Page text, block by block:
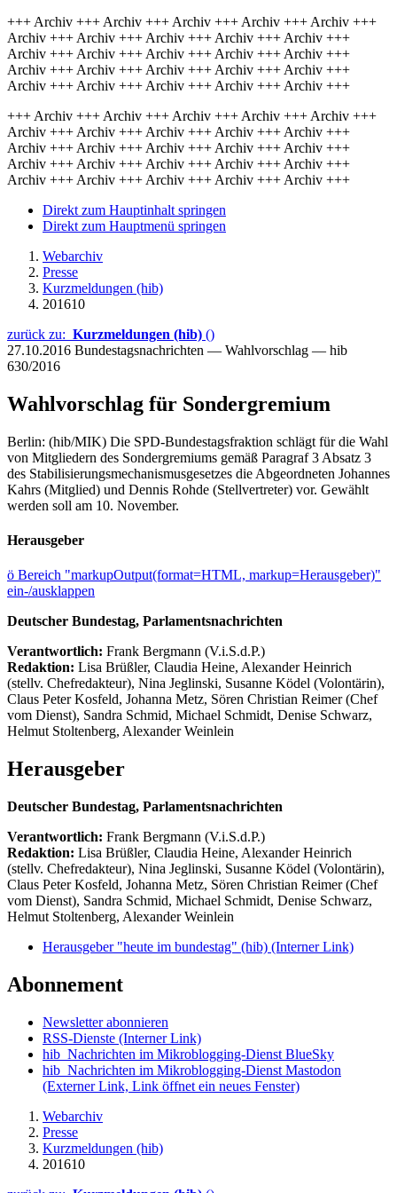
+++ Archiv +++ Archiv +++ Archiv +++ Archiv +++ Archiv +++
Archiv +++ Archiv +++ Archiv +++ Archiv +++ Archiv +++
Archiv +++ Archiv +++ Archiv +++ Archiv +++ Archiv +++
Archiv +++ Archiv +++ Archiv +++ Archiv +++ Archiv +++
Archiv +++ Archiv +++ Archiv +++ Archiv +++ Archiv +++
+++ Archiv +++ Archiv +++ Archiv +++ Archiv +++ Archiv +++
Archiv +++ Archiv +++ Archiv +++ Archiv +++ Archiv +++
Archiv +++ Archiv +++ Archiv +++ Archiv +++ Archiv +++
Archiv +++ Archiv +++ Archiv +++ Archiv +++ Archiv +++
Archiv +++ Archiv +++ Archiv +++ Archiv +++ Archiv +++
Direkt zum Hauptinhalt springen
Direkt zum Hauptmenü springen
Webarchiv
Presse
Kurzmeldungen (hib)
201610
zurück zu: Kurzmeldungen (hib) ()
27.10.2016 Bundestagsnachrichten — Wahlvorschlag — hib
630/2016
Wahlvorschlag für Sondergremium
Berlin: (hib/MIK) Die SPD-Bundestagsfraktion schlägt für die Wahl
von Mitgliedern des Sondergremiums gemäß Paragraf 3 Absatz 3
des Stabilisierungsmechanismusgesetzes die Abgeordneten Johannes
Kahrs (Mitglied) und Dennis Rohde (Stellvertreter) vor. Gewählt
werden soll am 10. November.
Herausgeber
ö Bereich "markupOutput(format=HTML, markup=Herausgeber)"
ein-/ausklappen
Deutscher Bundestag, Parlamentsnachrichten
Verantwortlich: Frank Bergmann (V.i.S.d.P.)
Redaktion: Lisa Brüßler, Claudia Heine, Alexander Heinrich
(stellv. Chefredakteur), Nina Jeglinski, Susanne Ködel (Volontärin),
Claus Peter Kosfeld, Johanna Metz, Sören Christian Reimer (Chef
vom Dienst), Sandra Schmid, Michael Schmidt, Denise Schwarz,
Helmut Stoltenberg, Alexander Weinlein
Herausgeber
Deutscher Bundestag, Parlamentsnachrichten
Verantwortlich: Frank Bergmann (V.i.S.d.P.)
Redaktion: Lisa Brüßler, Claudia Heine, Alexander Heinrich
(stellv. Chefredakteur), Nina Jeglinski, Susanne Ködel (Volontärin),
Claus Peter Kosfeld, Johanna Metz, Sören Christian Reimer (Chef
vom Dienst), Sandra Schmid, Michael Schmidt, Denise Schwarz,
Helmut Stoltenberg, Alexander Weinlein
Herausgeber "heute im bundestag" (hib) (Interner Link)
Abonnement
Newsletter abonnieren
RSS-Dienste (Interner Link)
hib_Nachrichten im Mikroblogging-Dienst BlueSky
hib_Nachrichten im Mikroblogging-Dienst Mastodon
(Externer Link, Link öffnet ein neues Fenster)
Webarchiv
Presse
Kurzmeldungen (hib)
201610